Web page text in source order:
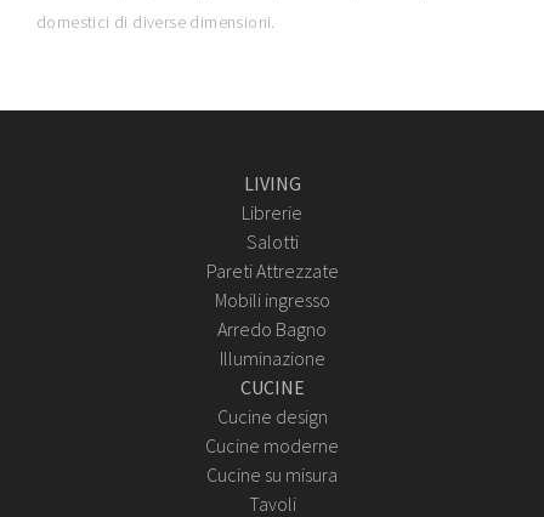
domestici di diverse dimensioni.
LIVING
Librerie
Salotti
Pareti Attrezzate
Mobili ingresso
Arredo Bagno
Illuminazione
CUCINE
Cucine design
Cucine moderne
Cucine su misura
Tavoli